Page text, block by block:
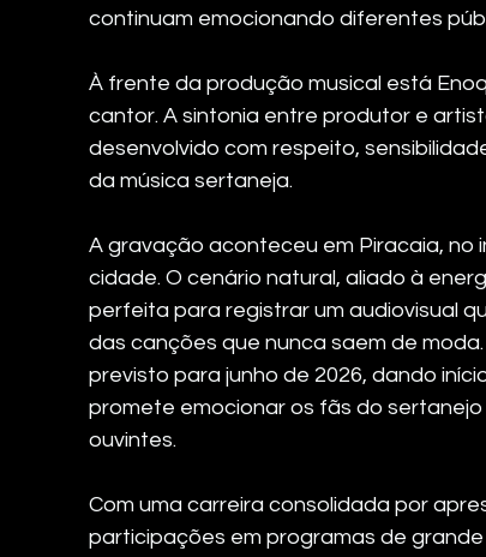
continuam emocionando diferentes
À frente da produção musical está
cantor. A sintonia entre produtor e
desenvolvido com respeito,
da música sertaneja.
A gravação aconteceu em Piracaia,
cidade. O cenário natural, aliado à
perfeita para registrar um audiovisual
das canções que nunca saem de
previsto para junho de 2026, dando
promete emocionar os fãs do
ouvintes.
Com uma carreira consolidada por
participações em programas de grande